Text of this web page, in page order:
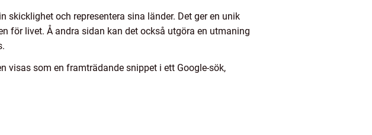
och representera sina länder. Det ger en unik
för livet. Å andra sidan kan det också utgöra en utmaning
visas som en framträdande snippet i ett Google-sök,